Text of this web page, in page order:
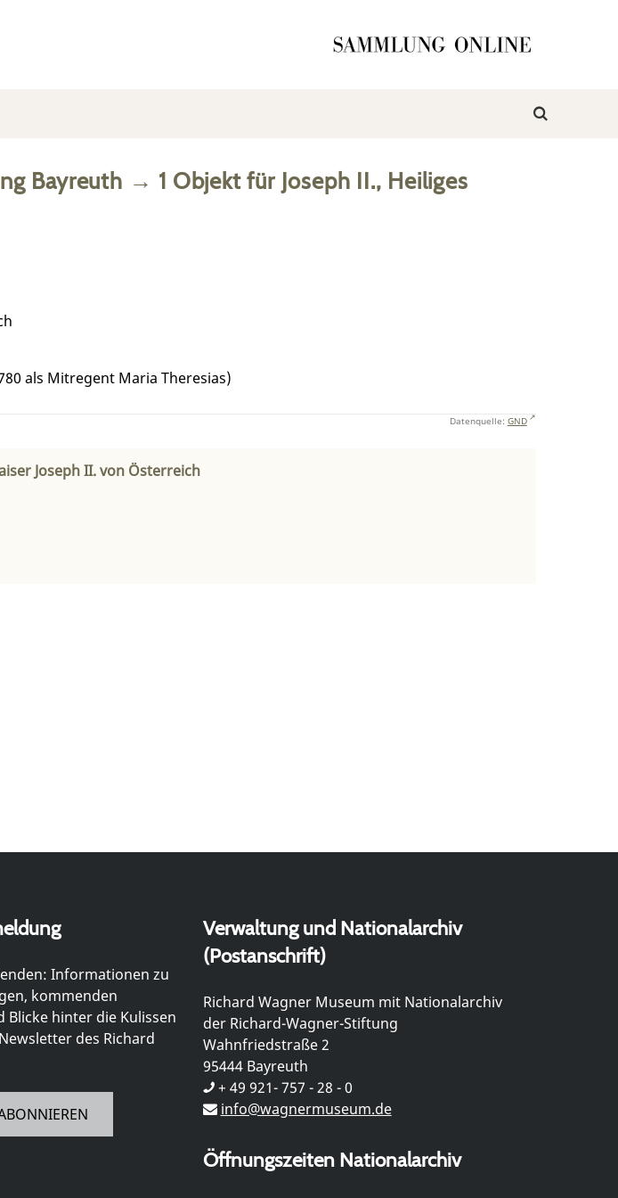
Bayreuth → 1 Objektfür Joseph II., Heiliges
als Mitregent Maria Theresias)
Datenquelle: GND
Joseph II. von Österreich
Informationen zu
kommenden
hinter die Kulissen
des Richard
Verwaltung und Nationalarchiv
(Postanschrift)
Richard Wagner Museum mit Nationalarchiv
der Richard-Wagner-Stiftung
Wahnfriedstraße 2
95444 Bayreuth
+ 49 921- 757 - 28 - 0
info@wagnermuseum.de
Öffnungszeiten Nationalarchiv